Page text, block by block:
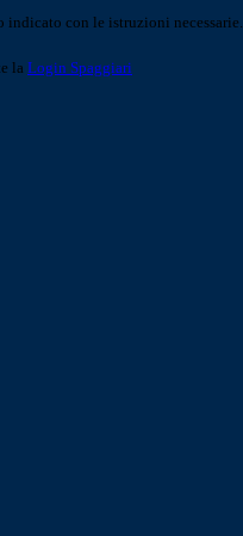
con le istruzioni necessarie.
la Login Spaggiari